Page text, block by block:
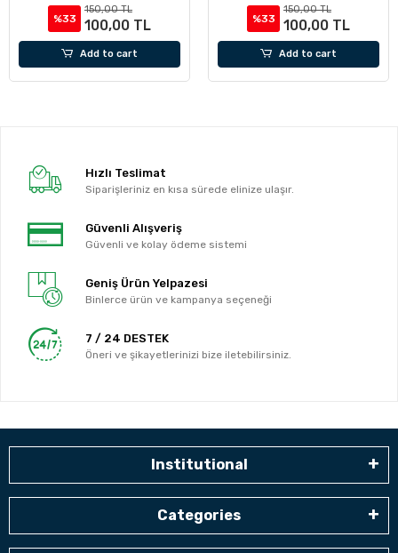
%33
150,00 TL
100,00 TL
Add to cart
%33
150,00 TL
100,00 TL
Add to cart
Hızlı Teslimat
Siparişleriniz en kısa sürede elinize ulaşır.
Güvenli Alışveriş
Güvenli ve kolay ödeme sistemi
Geniş Ürün Yelpazesi
Binlerce ürün ve kampanya seçeneği
7 / 24 DESTEK
Öneri ve şikayetlerinizi bize iletebilirsiniz.
Institutional
Categories